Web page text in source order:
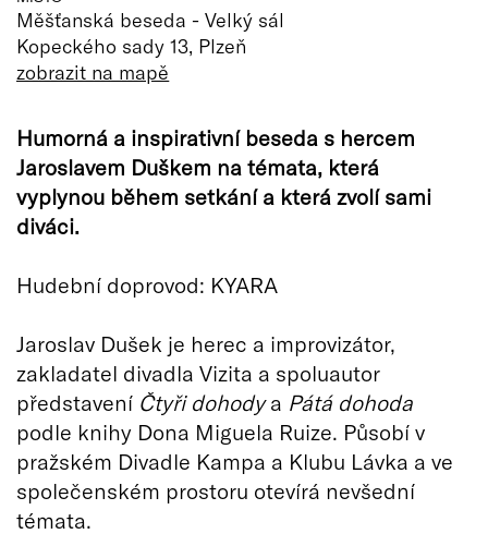
Měšťanská beseda - Velký sál
Kopeckého sady 13, Plzeň
zobrazit na mapě
Humorná a inspirativní beseda s hercem
Jaroslavem Duškem na témata, která
vyplynou během setkání a která zvolí sami
diváci.
Hudební doprovod: KYARA
Jaroslav Dušek je herec a improvizátor,
zakladatel divadla Vizita a spoluautor
představení Čtyři dohodya Pátá dohoda
podle knihy Dona Miguela Ruize. Působí v
pražském Divadle Kampa a Klubu Lávka a ve
společenském prostoru otevírá nevšední
témata.